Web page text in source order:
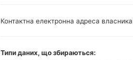
Контактна електронна адреса
Типи даних, що збираються: